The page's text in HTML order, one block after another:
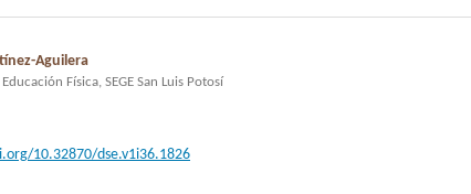
Aguilera
Física, SEGE San Luis Potosí
10.32870/dse.v1i36.1826